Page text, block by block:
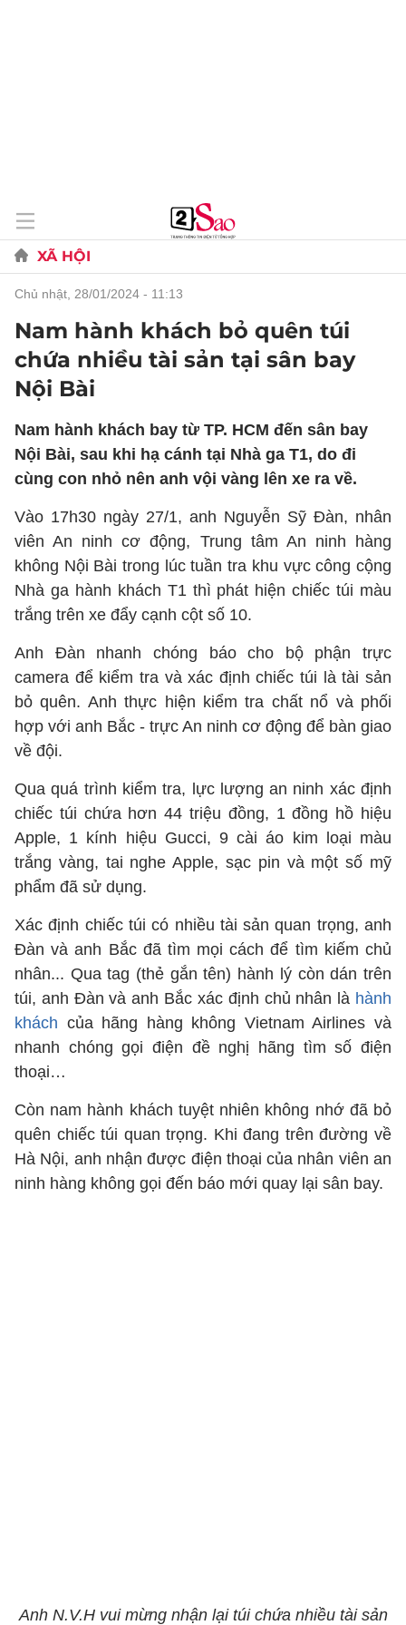
XÃ HỘI
chủ nhật, 28/01/2024 - 11:13
Nam hành khách bỏ quên túi
chứa nhiều tài sản tại sân bay
Nội Bài
Nam hành khách bay từ TP. HCM đến sân bay
Nội Bài, sau khi hạ cánh tại Nhà ga T1, do đi
cùng con nhỏ nên anh vội vàng lên xe ra về.
Vào 17h30 ngày 27/1, anh Nguyễn Sỹ Đàn, nhân
viên An ninh cơ động, Trung tâm An ninh hàng
không Nội Bài trong lúc tuần tra khu vực công cộng
Nhà ga hành khách T1 thì phát hiện chiếc túi màu
trắng trên xe đẩy cạnh cột số 10.
Anh Đàn nhanh chóng báo cho bộ phận trực
camera để kiểm tra và xác định chiếc túi là tài sản
bỏ quên. Anh thực hiện kiểm tra chất nổ và phối
hợp với anh Bắc - trực An ninh cơ động để bàn giao
về đội.
Qua quá trình kiểm tra, lực lượng an ninh xác định
chiếc túi chứa hơn 44 triệu đồng, 1 đồng hồ hiệu
Apple, 1 kính hiệu Gucci, 9 cài áo kim loại màu
trắng vàng, tai nghe Apple, sạc pin và một số mỹ
phẩm đã sử dụng.
Xác định chiếc túi có nhiều tài sản quan trọng, anh
Đàn và anh Bắc đã tìm mọi cách để tìm kiếm chủ
nhân... Qua tag (thẻ gắn tên) hành lý còn dán trên
túi, anh Đàn và anh Bắc xác định chủ nhân là hành
khách của hãng hàng không Vietnam Airlines và
nhanh chóng gọi điện đề nghị hãng tìm số điện
thoại…
Còn nam hành khách tuyệt nhiên không nhớ đã bỏ
quên chiếc túi quan trọng. Khi đang trên đường về
Hà Nội, anh nhận được điện thoại của nhân viên an
ninh hàng không gọi đến báo mới quay lại sân bay.
Anh N.V.H vui mừng nhận lại túi chứa nhiều tài sản